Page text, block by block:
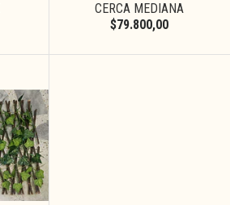
CERCA MEDIANA
$79.800,00